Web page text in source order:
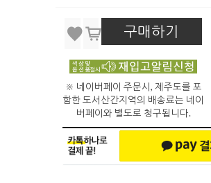
구매하기
※ 네이버페이 주문시, 제주도를 포
함한 도서산간지역의 배송료는 네이
버페이와 별도로 청구됩니다.